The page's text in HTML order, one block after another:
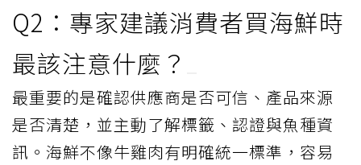
Q2：專家建議消費者買海鮮時
最該注意什麼？
最重要的是確認供應商是否可信、產品來源
是否清楚，並主動了解標籤、認證與魚種資
訊。海鮮不像牛雞肉有明確統一標準，容易